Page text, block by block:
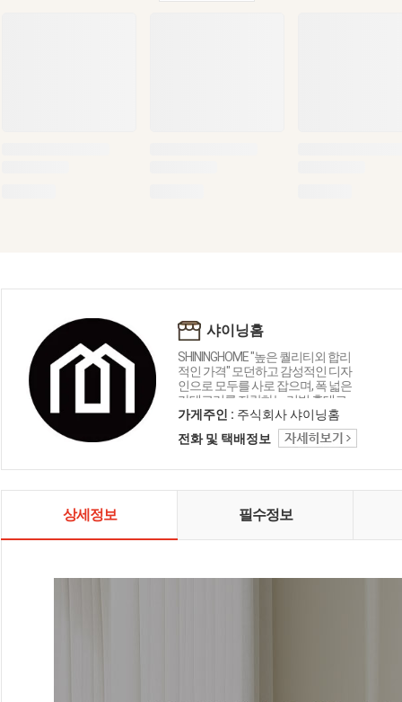
샤이닝홈
SHININGHOME "높은 퀄리티외 합리
적인 가격" 모던하고 감성적인 디자
인으로 모두를 사로 잡으며, 폭 넓은
카테고리를 자랑하는 리빙 홈데코
인테리어 샤이닝홈입니다.
가게주인 : 주식회사 샤이닝홈
전화 및 택배정보
상세정보 필수정보